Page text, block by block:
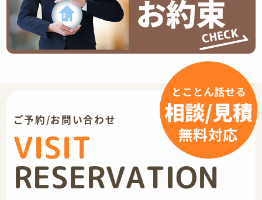
ご予約/お問い合わせ
VISIT
RESERVATION